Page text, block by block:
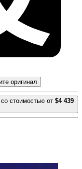
оригинал
стоимостью от $4 439